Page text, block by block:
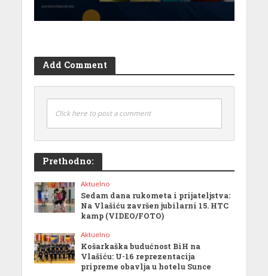
Add Comment
Click here to post a comment
Prethodno:
Aktuelno
Sedam dana rukometa i prijateljstva:
Na Vlašiću završen jubilarni 15. HTC
kamp (VIDEO/FOTO)
Aktuelno
Košarkaška budućnost BiH na
Vlašiću: U-16 reprezentacija
pripreme obavlja u hotelu Sunce